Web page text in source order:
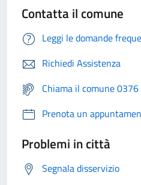
Contatta il comune
Leggi le domande
Richiedi Assistenza
Chiama il comune
Prenota un
Problemi in città
Segnala disservizio